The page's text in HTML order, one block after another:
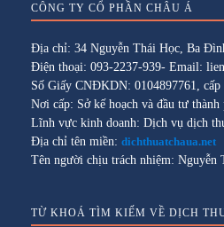
CÔNG TY CỔ PHẦN CHÂU Á
Địa chỉ: 34 Nguyễn Thái Học, Ba
Điện thoại: 093-2237-939- Email:
Số Giấy CNĐKDN: 0104897761, cấp
Nơi cấp: Sở kế hoạch và đầu tư thành
Lĩnh vực kinh doanh: Dịch vụ dịch
Địa chỉ tên miền: dichthuatchaua.net
Tên người chịu trách nhiệm: Nguyễn
TỪ KHOÁ TÌM KIẾM VỀ DỊCH